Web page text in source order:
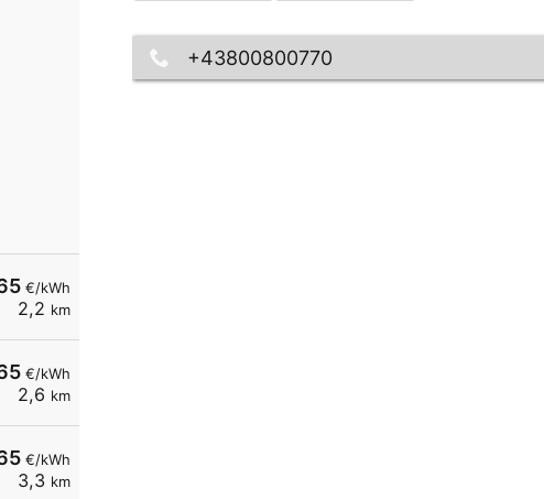
€/kWh
2,2 km
€/kWh
2,6 km
€/kWh
3,3 km
+43800800770